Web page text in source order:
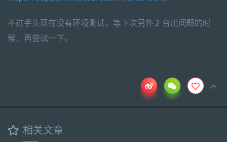
不过手头现在没有环境测试，等下次另外 2 台出问题的时
候，再尝试一下。
25
相关文章